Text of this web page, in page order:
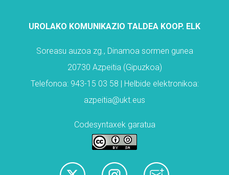
UROLAKO KOMUNIKAZIO TALDEA KOOP. ELK
Soreasu auzoa zg., Dinamoa sormen gunea
20730 Azpeitia (Gipuzkoa)
Telefonoa: 943-15 03 58 | Helbide elektronikoa:
azpeitia@ukt.eus
Codesyntaxek garatua